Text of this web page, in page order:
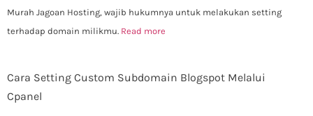
Murah Jagoan Hosting, wajib hukumnya untuk melakukan setting
terhadap domain milikmu. Read more
Cara Setting Custom Subdomain Blogspot Melalui
Cpanel